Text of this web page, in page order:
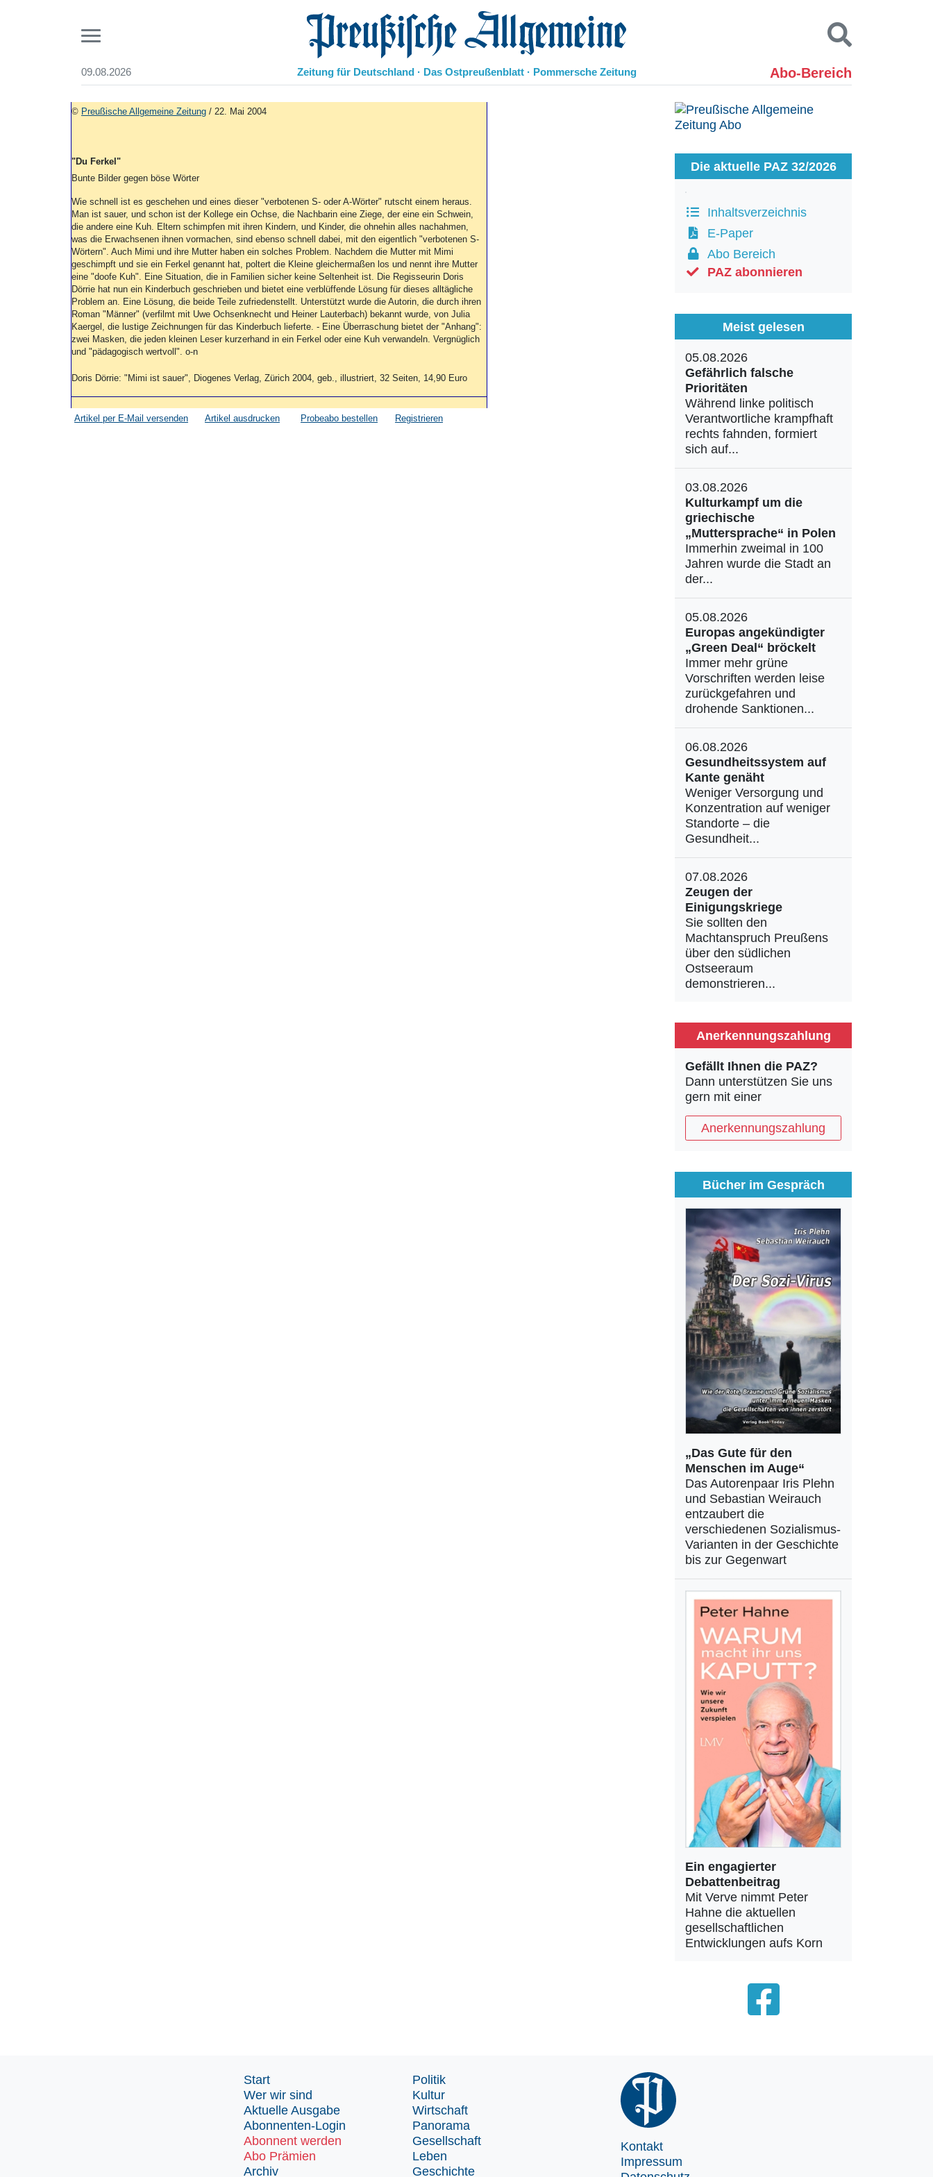
09.08.2026 Preußische Allgemeine Zeitung
Zeitung für Deutschland · Das Ostpreußenblatt · Pommersche Zeitung Abo-Bereich
Start
Abonnenten-Login
Abonnent werden
Abo Prämien
Archiv
Mediadaten
Geschichte
Ostpreußen
Pommern
Berlin-Brandenburg
Schlesien
Danzig und Westpreußen
Bücher
Kontakt
Suchen und finden
© Preußische Allgemeine Zeitung / 22. Mai 2004
"Du Ferkel"
Bunte Bilder gegen böse Wörter
Wie schnell ist es geschehen und eines dieser "verbotenen S- oder A-Wörter" rutscht einem heraus.
Man ist sauer, und schon ist der Kollege ein Ochse, die Nachbarin eine Ziege, der eine ein Schwein,
die andere eine Kuh. Eltern schimpfen mit ihren Kindern, und Kinder, die ohnehin alles nachahmen,
was die Erwachsenen ihnen vormachen, sind ebenso schnell dabei, mit den eigentlich "verbotenen S-
Wörtern". Auch Mimi und ihre Mutter haben ein solches Problem. Nachdem die Mutter mit Mimi
geschimpft und sie ein Ferkel genannt hat, poltert die Kleine gleichermaßen los und nennt ihre Mutter
eine "doofe Kuh". Eine Situation, die in Familien sicher keine Seltenheit ist. Die Regisseurin Doris
Dörrie hat nun ein Kinderbuch geschrieben und bietet eine verblüffende Lösung für dieses alltägliche
Problem an. Eine Lösung, die beide Teile zufriedenstellt. Unterstützt wurde die Autorin, die durch ihren
Roman "Männer" (verfilmt mit Uwe Ochsenknecht und Heiner Lauterbach) bekannt wurde, von Julia
Kaergel, die lustige Zeichnungen für das Kinderbuch lieferte. - Eine Überraschung bietet der "Anhang":
zwei Masken, die jeden kleinen Leser kurzerhand in ein Ferkel oder eine Kuh verwandeln. Vergnüglich
und "pädagogisch wertvoll". o-n
Doris Dörrie: "Mimi ist sauer", Diogenes Verlag, Zürich 2004, geb., illustriert, 32 Seiten, 14,90 Euro
Artikel per E-Mail versenden Artikel ausdrucken Probeabo bestellen Registrieren
Die aktuelle PAZ 32/2026
Inhaltsverzeichnis
E-Paper
Abo Bereich
PAZ abonnieren
Meist gelesen
05.08.2026
Gefährlich falsche
Prioritäten
Während linke politisch
Verantwortliche krampfhaft
rechts fahnden, formiert
sich auf...
03.08.2026
Kulturkampf um die
griechische
„Muttersprache“ in Polen
Immerhin zweimal in 100
Jahren wurde die Stadt an
der...
05.08.2026
Europas angekündigter
„Green Deal“ bröckelt
Immer mehr grüne
Vorschriften werden leise
zurückgefahren und
drohende Sanktionen...
06.08.2026
Gesundheitssystem auf
Kante genäht
Weniger Versorgung und
Konzentration auf weniger
Standorte – die
Gesundheit...
07.08.2026
Zeugen der
Einigungskriege
Sie sollten den
Machtanspruch Preußens
über den südlichen
Ostseeraum
demonstrieren...
Anerkennungszahlung
Gefällt Ihnen die PAZ?
Dann unterstützen Sie uns
gern mit einer
Anerkennungszahlung
Bücher im Gespräch
„Das Gute für den
Menschen im Auge“
Das Autorenpaar Iris Plehn
und Sebastian Weirauch
entzaubert die
verschiedenen Sozialismus-
Varianten in der Geschichte
bis zur Gegenwart
Ein engagierter
Debattenbeitrag
Mit Verve nimmt Peter
Hahne die aktuellen
gesellschaftlichen
Entwicklungen aufs Korn
Start
Wer wir sind
Aktuelle Ausgabe
Abonnenten-Login
Abonnent werden
Abo Prämien
Archiv
Politik
Kultur
Wirtschaft
Panorama
Gesellschaft
Leben
Geschichte
Kontakt
Impressum